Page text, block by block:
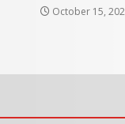
October 15,